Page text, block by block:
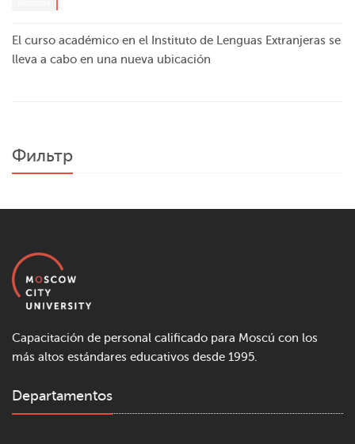
El curso académico en el Instituto de Lenguas Extranjeras se
lleva a cabo en una nueva ubicación
Фильтр
Capacitación de personal calificado para Moscú con los
más altos estándares educativos desde 1995.
Departamentos